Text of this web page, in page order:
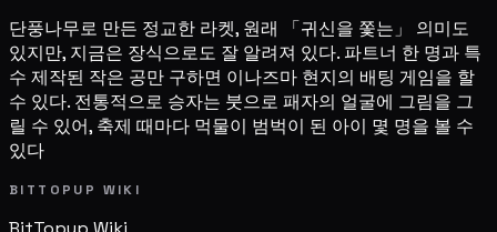
단풍나무로 만든 정교한 라켓, 원래 「귀신을 쫓는」 의미도
있지만, 지금은 장식으로도 잘 알려져 있다. 파트너 한 명과 특
수 제작된 작은 공만 구하면 이나즈마 현지의 배팅 게임을 할
수 있다. 전통적으로 승자는 붓으로 패자의 얼굴에 그림을 그
릴 수 있어, 축제 때마다 먹물이 범벅이 된 아이 몇 명을 볼 수
있다
BITTOPUP WIKI